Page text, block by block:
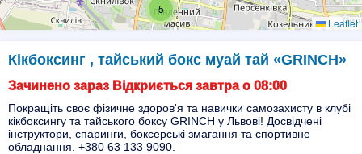
5
Leaflet
Кікбоксинг , тайський бокс муай тай «GRINCH»
Зачинено зараз Відкриється завтра о 08:00
Покращіть своє фізичне здоров'я та навички самозахисту в клубі
кікбоксингу та тайського боксу GRINCH у Львові! Досвідчені
інструктори, спаринги, боксерські змагання та спортивне
обладнання. +380 63 133 9090.